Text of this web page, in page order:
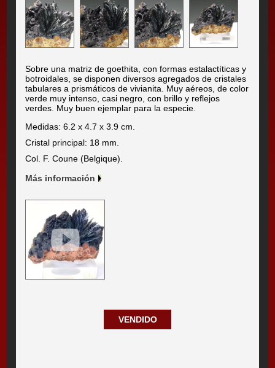
Sobre una matriz de goethita, con formas estalactíticas y
botroidales, se disponen diversos agregados de cristales
tabulares a prismáticos de vivianita. Muy aéreos, de color
verde muy intenso, casi negro, con brillo y reflejos
verdes. Muy buen ejemplar para la especie.
Medidas: 6.2 x 4.7 x 3.9 cm.
Cristal principal: 18 mm.
Col. F. Coune (Belgique).
Más información
VENDIDO